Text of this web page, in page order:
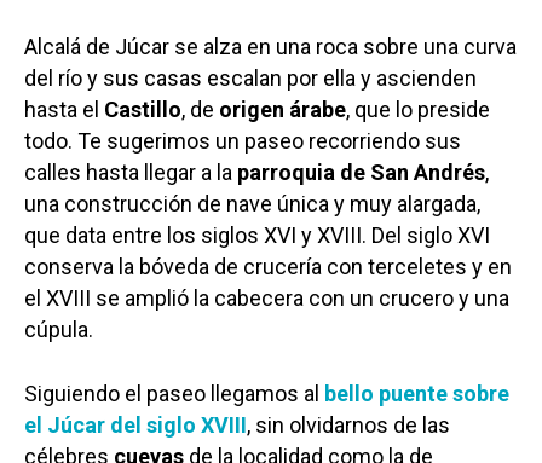
Alcalá de Júcar se alza en una roca sobre una curva
del río y sus casas escalan por ella y ascienden
hasta el Castillo, de origen árabe, que lo preside
todo. Te sugerimos un paseo recorriendo sus
calles hasta llegar a la parroquia de San Andrés,
una construcción de nave única y muy alargada,
que data entre los siglos XVI y XVIII. Del siglo XVI
conserva la bóveda de crucería con terceletes y en
el XVIII se amplió la cabecera con un crucero y una
cúpula.
Siguiendo el paseo llegamos al bello puente sobre
el Júcar del siglo XVIII, sin olvidarnos de las
célebres cuevas de la localidad como la de